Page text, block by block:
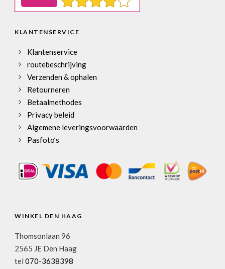
KLANTENSERVICE
Klantenservice
routebeschrijving
Verzenden & ophalen
Retourneren
Betaalmethodes
Privacy beleid
Algemene leveringsvoorwaarden
Pasfoto’s
WINKEL DEN HAAG
Thomsonlaan 96
2565 JE Den Haag
tel 070-3638398